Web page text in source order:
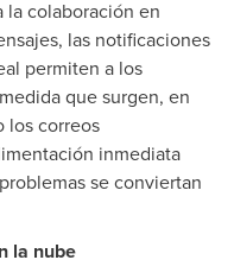
la colaboración en
las notificaciones
permiten a los
que surgen, en
los correos
inmediata
se conviertan
la nube